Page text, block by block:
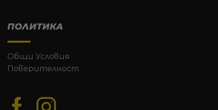
ПОЛИТИКА
Общи Условия
Поверителност